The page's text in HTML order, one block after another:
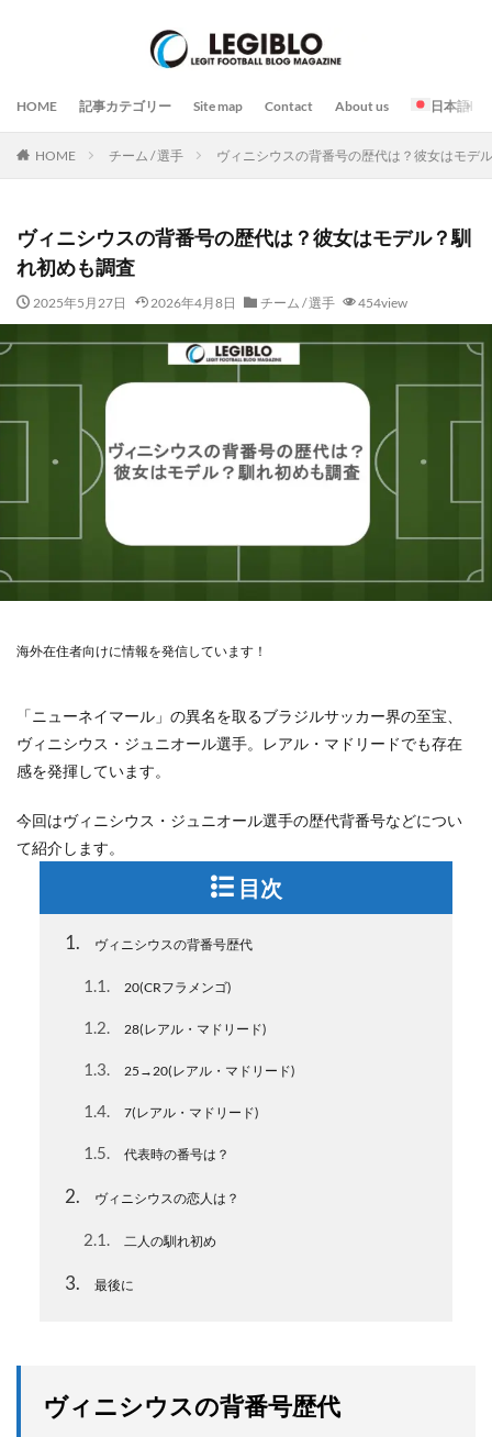
HOME 記事カテゴリー Site map Contact About us 日本語
HOME チーム / 選手 ヴィニシウスの背番号の歴代は？彼女はモデ
ヴィニシウスの背番号の歴代は？彼女はモデル？馴
れ初めも調査
2025年5月27日 2026年4月8日 チーム / 選手 454view
海外在住者向けに情報を発信しています！
「ニューネイマール」の異名を取るブラジルサッカー界の至宝、
ヴィニシウス・ジュニオール選手。レアル・マドリードでも存在
感を発揮しています。
今回はヴィニシウス・ジュニオール選手の歴代背番号などについ
て紹介します。
目次
1 ヴィニシウスの背番号歴代
1.1 20(CRフラメンゴ)
1.2 28(レアル・マドリード)
1.3 25→20(レアル・マドリード)
1.4 7(レアル・マドリード)
1.5 代表時の番号は？
2 ヴィニシウスの恋人は？
2.1 二人の馴れ初め
3 最後に
ヴィニシウスの背番号歴代